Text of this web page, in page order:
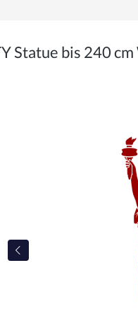
Statue bis 240